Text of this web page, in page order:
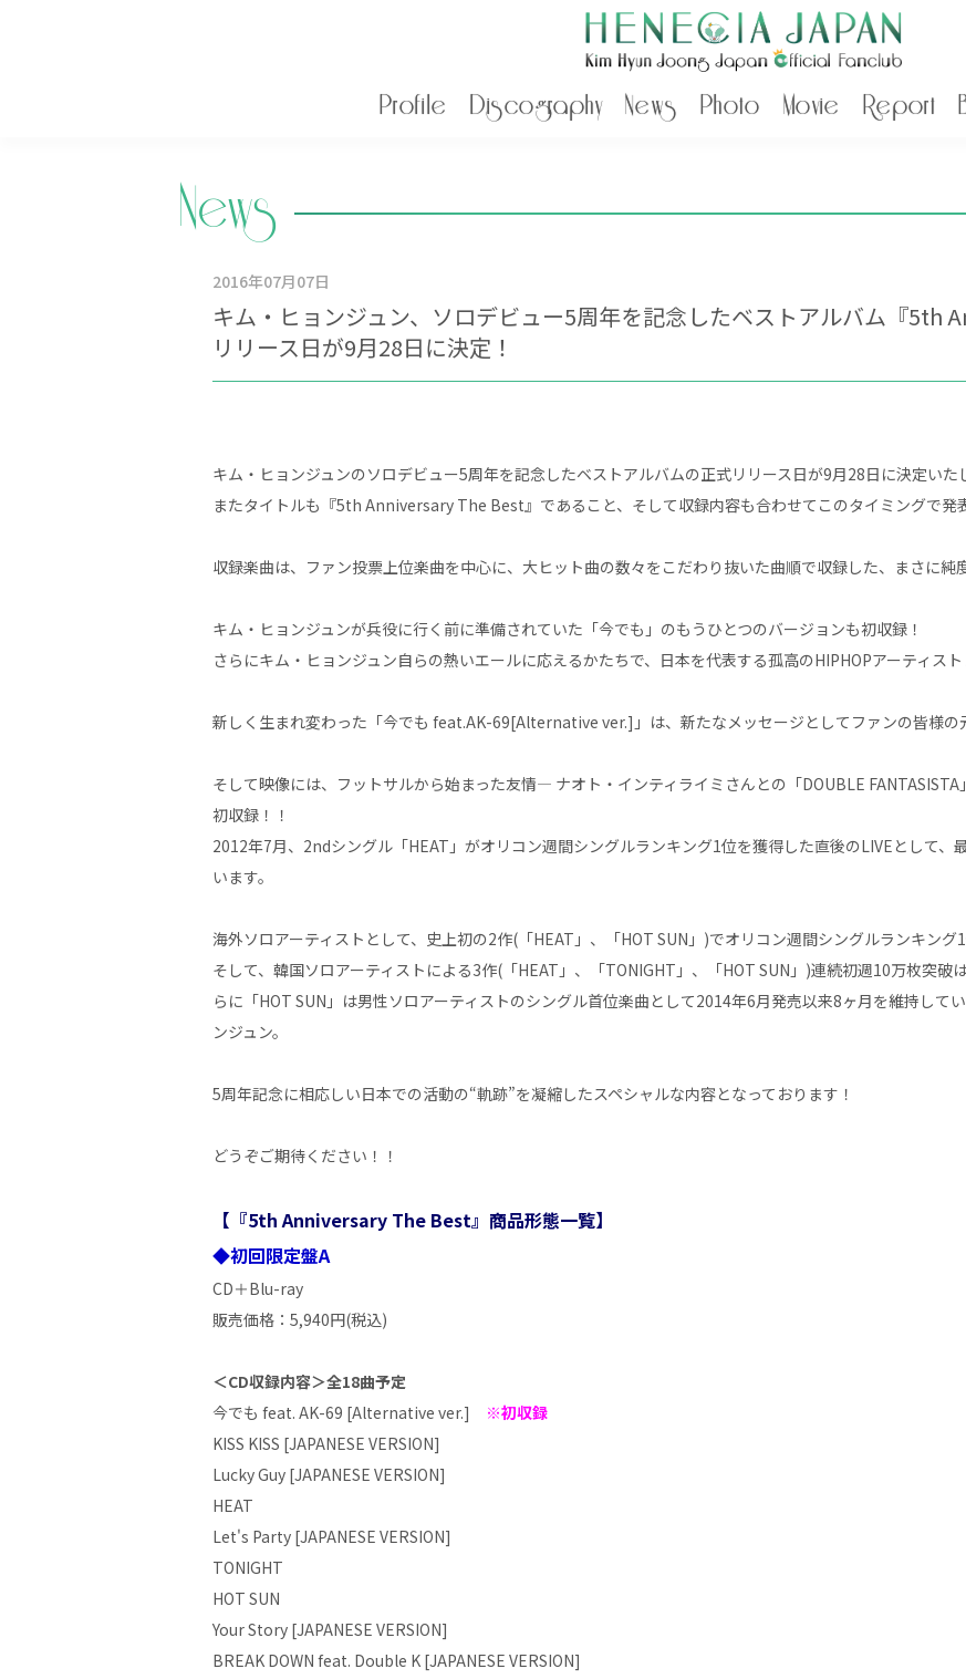
Profile Discography News Photo Movie Report
News
2016年07月07日
キム・ヒョンジュン、ソロデビュー5周年を記念したベストアルバム『5th
リリース日が9月28日に決定！
キム・ヒョンジュンのソロデビュー5周年を記念したベストアルバムの正式リリース日が9月28日に決定いた
またタイトルも『5th Anniversary The Best』であること、そして収録内容も合わせてこのタイミングで発
収録楽曲は、ファン投票上位楽曲を中心に、大ヒット曲の数々をこだわり抜いた曲順で収録した、まさに純
キム・ヒョンジュンが兵役に行く前に準備されていた「今でも」のもうひとつのバージョンも初収録！
さらにキム・ヒョンジュン自らの熱いエールに応えるかたちで、日本を代表する孤高のHIPHOPアーティス
新しく生まれ変わった「今でも feat.AK-69[Alternative ver.]」は、新たなメッセージとしてファンの皆様の
そして映像には、フットサルから始まった友情― ナオト・インティライミさんとの「DOUBLE
初収録！！
2012年7月、2ndシングル「HEAT」がオリコン週間シングルランキング1位を獲得した直後のLIVEとして、
います。
海外ソロアーティストとして、史上初の2作(「HEAT」、「HOT SUN」)でオリコン週間シングルランキング1
そして、韓国ソロアーティストによる3作(「HEAT」、「TONIGHT」、「HOT SUN」)連続初週10万枚突破
らに「HOT SUN」は男性ソロアーティストのシングル首位楽曲として2014年6月発売以来8ヶ月を維持して
ンジュン。
5周年記念に相応しい日本での活動の“軌跡”を凝縮したスペシャルな内容となっております！
どうぞご期待ください！！
【『5th Anniversary The Best』商品形態一覧】
◆初回限定盤A
CD＋Blu-ray
販売価格：5,940円(税込)
＜CD収録内容＞全18曲予定
今でも feat. AK-69 [Alternative ver.] ※初収録
KISS KISS [JAPANESE VERSION]
Lucky Guy [JAPANESE VERSION]
HEAT
Let's Party [JAPANESE VERSION]
TONIGHT
HOT SUN
Your Story [JAPANESE VERSION]
BREAK DOWN feat. Double K [JAPANESE VERSION]